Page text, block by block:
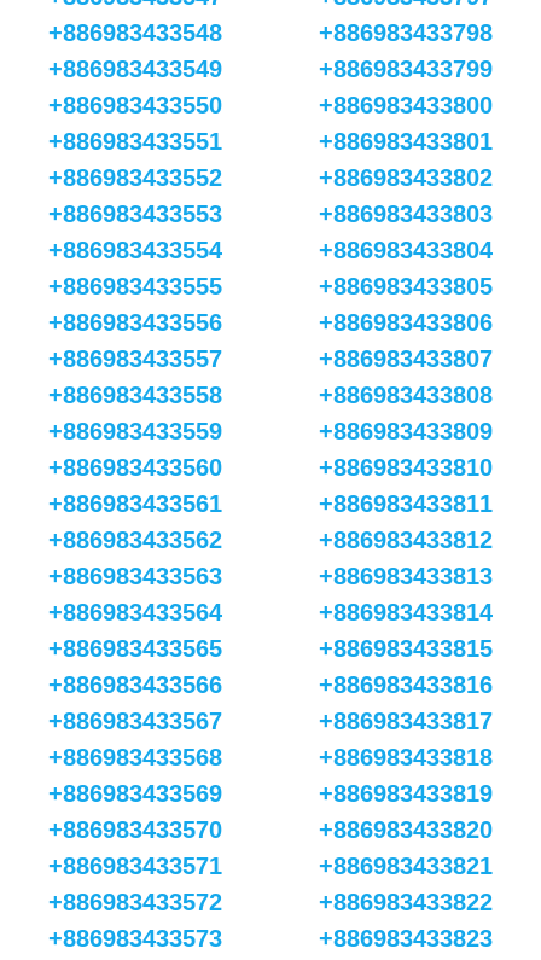
+886983433548
+886983433549
+886983433550
+886983433551
+886983433552
+886983433553
+886983433554
+886983433555
+886983433556
+886983433557
+886983433558
+886983433559
+886983433560
+886983433561
+886983433562
+886983433563
+886983433564
+886983433565
+886983433566
+886983433567
+886983433568
+886983433569
+886983433570
+886983433571
+886983433572
+886983433573
+886983433798
+886983433799
+886983433800
+886983433801
+886983433802
+886983433803
+886983433804
+886983433805
+886983433806
+886983433807
+886983433808
+886983433809
+886983433810
+886983433811
+886983433812
+886983433813
+886983433814
+886983433815
+886983433816
+886983433817
+886983433818
+886983433819
+886983433820
+886983433821
+886983433822
+886983433823